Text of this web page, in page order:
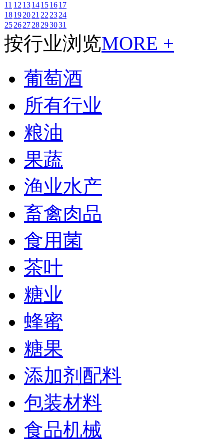
11 12 1314151617
18192021 22 2324
25262728293031
按行业浏览MORE +
葡萄酒
所有行业
粮油
果蔬
渔业水产
畜禽肉品
食用菌
茶叶
糖业
蜂蜜
糖果
添加剂配料
包装材料
食品机械